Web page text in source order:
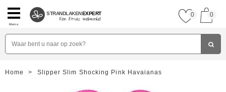
Menu
STRANDLAKENEXPERT 0 0
Home > Slipper Slim Shocking Pink Havaianas